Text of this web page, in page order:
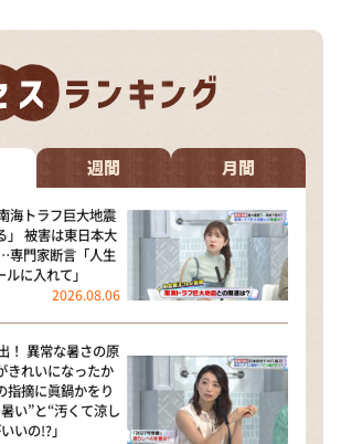
週間 月間
海トラフ巨大地震
」 被害は東日本大
専門家断言「人生
に入れて」
2026.08.06
！ 異常な暑さの原
きれいになったか
指摘に眞鍋かをり
暑い”と“汚くて涼し
いの!?」